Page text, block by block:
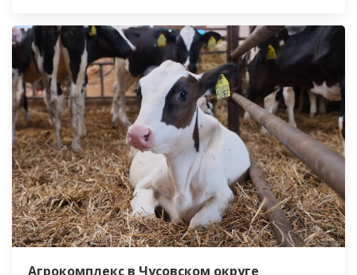
Агрокомплекс в Чусовском округе